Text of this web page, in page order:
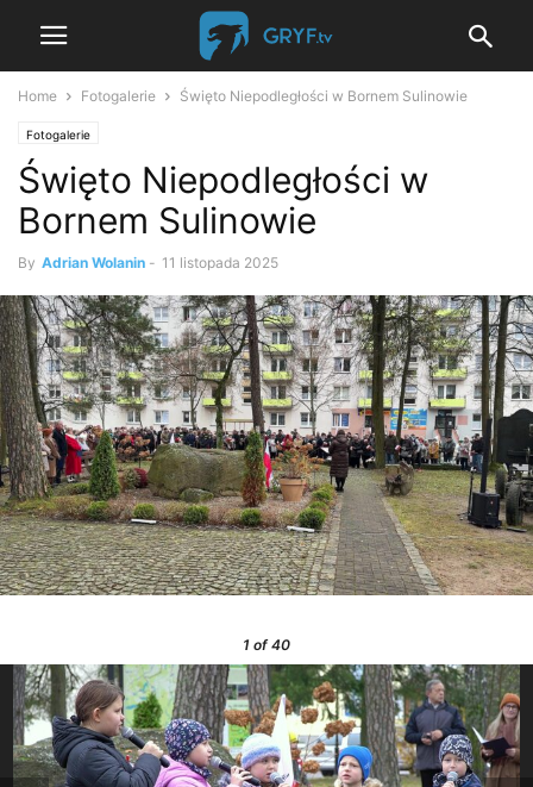
Home Fotogalerie Święto Niepodległości w Bornem Sulinowie
Fotogalerie
Święto Niepodległości w
Bornem Sulinowie
By Adrian Wolanin - 11 listopada 2025
1 of 40